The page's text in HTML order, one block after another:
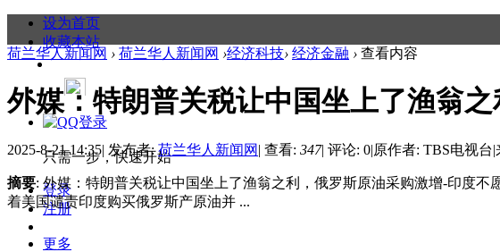
设为首页
收藏本站
只需一步，快速开始
登录
注册
更多
荷兰华人新闻网 › 荷兰华人新闻网 ›经济科技› 经济金融 › 查看内容
外媒：特朗普关税让中国坐上了渔翁
2025-8-21 14:35| 发布者:荷兰华人新闻网 | 查看: 347| 评论: 0|原作者: TBS电视台|
摘要: 外媒：特朗普关税让中国坐上了渔翁之利，俄罗斯原油采购激增-印度
着美国谴责印度购买俄罗斯产原油并 ...